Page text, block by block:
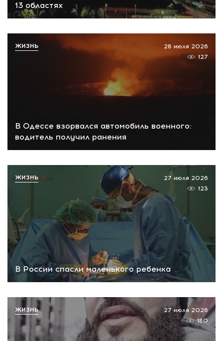
13 областях
В Одессе взорвался автомобиль военного:
водитель получил ранения
28 июля 2026
127
ЖИЗНЬ
В России спасли маленького ребенка
27 июля 2026
123
ЖИЗНЬ
27 июля 2026
180
ЖИЗНЬ